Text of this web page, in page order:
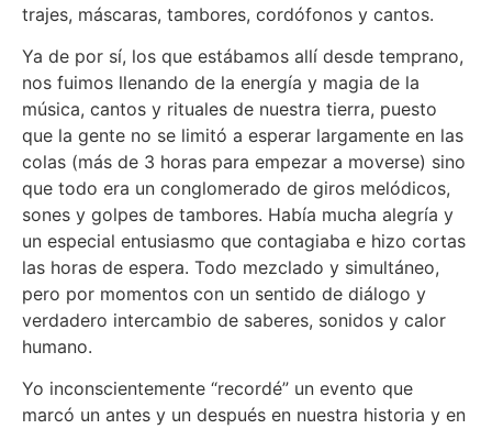
trajes, máscaras, tambores, cordófonos y cantos.
Ya de por sí, los que estábamos allí desde temprano,
nos fuimos llenando de la energía y magia de la
música, cantos y rituales de nuestra tierra, puesto
que la gente no se limitó a esperar largamente en las
colas (más de 3 horas para empezar a moverse) sino
que todo era un conglomerado de giros melódicos,
sones y golpes de tambores. Había mucha alegría y
un especial entusiasmo que contagiaba e hizo cortas
las horas de espera. Todo mezclado y simultáneo,
pero por momentos con un sentido de diálogo y
verdadero intercambio de saberes, sonidos y calor
humano.
Yo inconscientemente “recordé” un evento que
marcó un antes y un después en nuestra historia y en